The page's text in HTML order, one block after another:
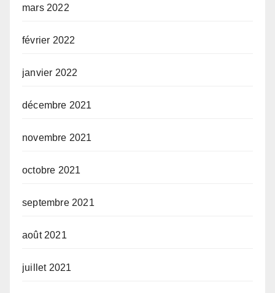
mars 2022
février 2022
janvier 2022
décembre 2021
novembre 2021
octobre 2021
septembre 2021
août 2021
juillet 2021